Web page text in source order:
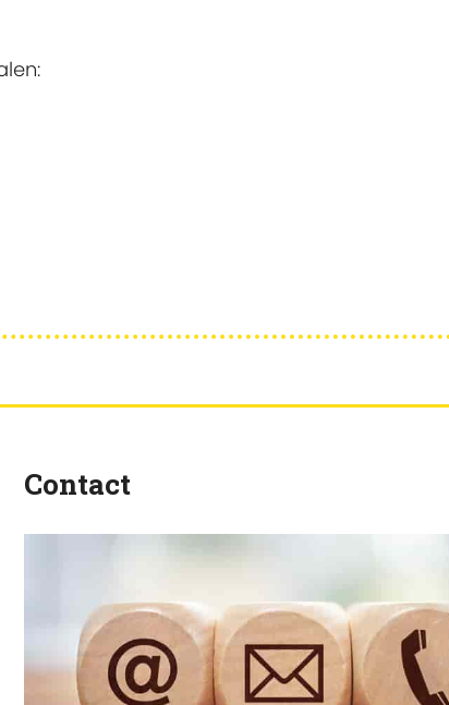
Contact